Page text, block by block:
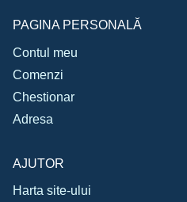
PAGINA PERSONALĂ
Contul meu
Comenzi
Chestionar
Adresa
AJUTOR
Harta site-ului